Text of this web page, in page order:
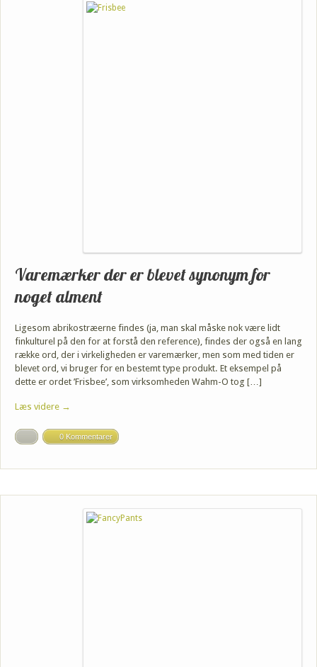
Varemærker der er blevet synonym for
noget alment
Ligesom abrikostræerne findes (ja, man skal måske nok være lidt
finkulturel på den for at forstå den reference), findes der også en lang
række ord, der i virkeligheden er varemærker, men som med tiden er
blevet ord, vi bruger for en bestemt type produkt. Et eksempel på
dette er ordet ’Frisbee’, som virksomheden Wahm-O tog […]
Læs videre →
0 Kommentarer